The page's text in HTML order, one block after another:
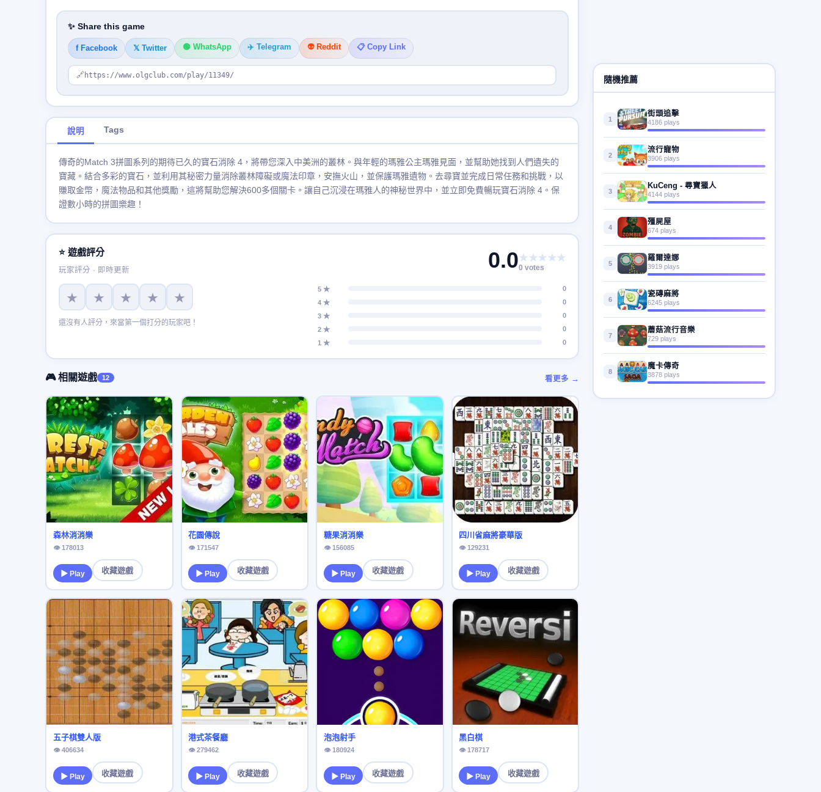
✨ Share this game
f Facebook 𝕏 Twitter 🟢 WhatsApp ✈️ Telegram 👽 Reddit 📋 Copy Link
🔗 https://www.olgclub.com/play/11349/
說明 Tags
傳奇的Match 3拼圖系列的期待已久的寶石消除 4，將帶您深入中美洲的叢林。與年輕的瑪雅公主瑪雅見面，並幫助她找到人們遺失的
寶藏。結合多彩的寶石，並利用其秘密力量消除叢林障礙或魔法印章，安撫火山，並保護瑪雅遺物。去尋寶並完成日常任務和挑戰，以
賺取金幣，魔法物品和其他獎勵，這將幫助您解決600多個關卡。讓自己沉浸在瑪雅人的神秘世界中，並立即免費暢玩寶石消除 4。保
證數小時的拼圖樂趣！
⭐ 遊戲評分
玩家評分 · 即時更新 0.0★★★★★
0 votes
★ ★ ★ ★ ★
還沒有人評分，來當第一個打分的玩家吧！
5 ★
0
4 ★
0
3 ★
0
2 ★
0
1 ★
0
🎮 相關遊戲 12 看更多 →
森林消消樂
👁 178013
▶ Play 收藏遊戲
花園傳說
👁 171547
▶ Play 收藏遊戲
糖果消消樂
👁 156085
▶ Play 收藏遊戲
四川省麻將豪華版
👁 129231
▶ Play 收藏遊戲
五子棋雙人版
👁 406634
▶ Play 收藏遊戲
港式茶餐廳
👁 279462
▶ Play 收藏遊戲
泡泡射手
👁 180924
▶ Play 收藏遊戲
黑白棋
👁 178717
▶ Play 收藏遊戲
隨機推薦
1
街頭追擊
4186 plays
2
流行寵物
3906 plays
3
KuCeng - 尋寶獵人
4144 plays
4
殭屍屋
674 plays
5
羅爾達娜
3919 plays
6
瓷磚麻將
6245 plays
7
蘑菇流行音樂
729 plays
8
魔卡傳奇
3878 plays